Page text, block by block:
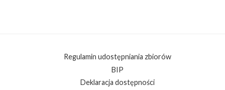
Regulamin udostępniania zbiorów
BIP
Deklaracja dostępności